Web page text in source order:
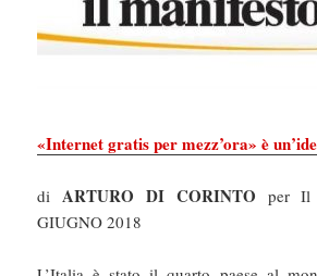
«Internet gratis per mezz’ora» è
diARTURO DI CORINTO per Il
GIUGNO 2018